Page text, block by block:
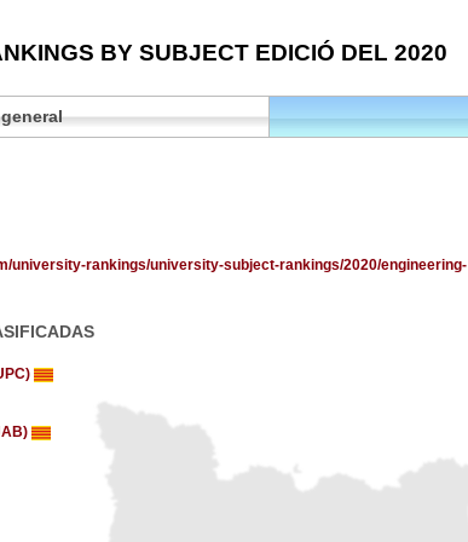
BY SUBJECT EDICIÓ DEL 2020
university-rankings/university-subject-rankings/2020/engineering-